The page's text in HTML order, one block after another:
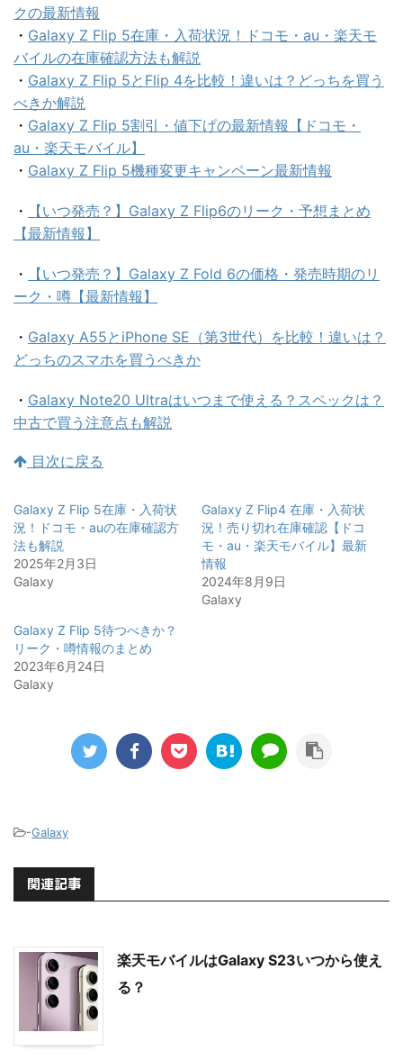
クの最新情報
・ Galaxy Z Flip 5在庫・入荷状況！ドコモ・au・楽天モ
バイルの在庫確認方法も解説
・ Galaxy Z Flip 5とFlip 4を比較！違いは？どっちを買う
べきか解説
・ Galaxy Z Flip 5割引・値下げの最新情報【ドコモ・
au・楽天モバイル】
・ Galaxy Z Flip 5機種変更キャンペーン最新情報
・
【いつ発売？】Galaxy Z Flip6のリーク・予想まとめ
【最新情報】
・
【いつ発売？】Galaxy Z Fold 6の価格・発売時期のリ
ーク・噂【最新情報】
・ Galaxy A55とiPhone SE（第3世代）を比較！違いは？
どっちのスマホを買うべきか
・ Galaxy Note20 Ultraはいつまで使える？スペックは？
中古で買う注意点も解説
目次に戻る
Galaxy Z Flip 5在庫・入荷状
況！ドコモ・auの在庫確認方
法も解説
2025年2月3日
Galaxy
Galaxy Z Flip4 在庫・入荷状
況！売り切れ在庫確認【ドコ
モ・au・楽天モバイル】最新
情報
2024年8月9日
Galaxy
Galaxy Z Flip 5待つべきか？
リーク・噂情報のまとめ
2023年6月24日
Galaxy
-Galaxy
関連記事
楽天モバイルはGalaxy S23いつから使え
る？